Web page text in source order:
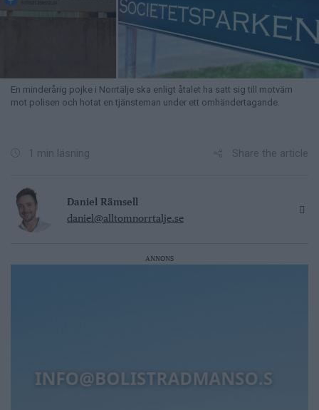
En minderårig pojke i Norrtälje ska enligt åtalet ha satt sig till motvärn
mot polisen och hotat en tjänsteman under ett omhändertagande.
1 min läsning Share the article
Daniel Rämsell
daniel@alltomnorrtalje.se
ANNONS